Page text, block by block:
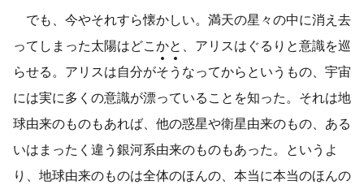
でも、今やそれすら懐かしい。満天の星々の中に消え去
ってしまった太陽はどこかと、アリスはぐるりと意識を巡
らせる。アリスは自分がそう なってからというもの、宇宙
には実に多くの意識が漂っていることを知った。それは地
球由来のものもあれば、他の惑星や衛星由来のもの、ある
いはまったく違う銀河系由来のものもあった。というよ
り、地球由来のものは全体のほんの、本当に本当のほんの